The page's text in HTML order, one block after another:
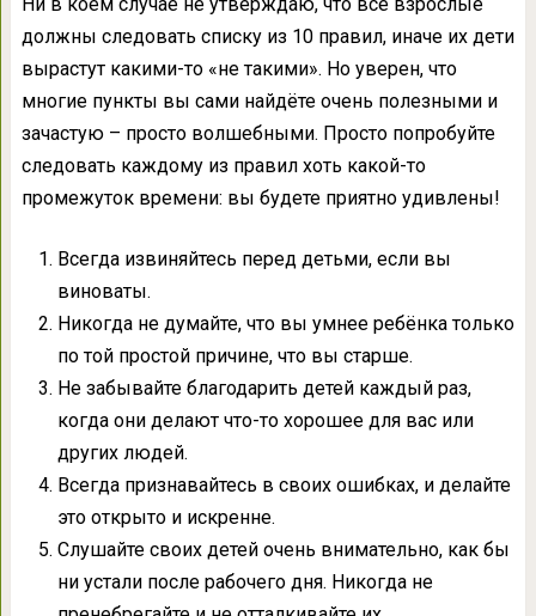
должны следовать списку из 10 правил, иначе их дети
вырастут какими-то «не такими». Но уверен, что
многие пункты вы сами найдёте очень полезными и
зачастую – просто волшебными. Просто попробуйте
следовать каждому из правил хоть какой-то
промежуток времени: вы будете приятно удивлены!
Всегда извиняйтесь перед детьми, если вы
виноваты.
Никогда не думайте, что вы умнее ребёнка только
по той простой причине, что вы старше.
Не забывайте благодарить детей каждый раз,
когда они делают что-то хорошее для вас или
других людей.
Всегда признавайтесь в своих ошибках, и делайте
это открыто и искренне.
Слушайте своих детей очень внимательно, как бы
ни устали после рабочего дня. Никогда не